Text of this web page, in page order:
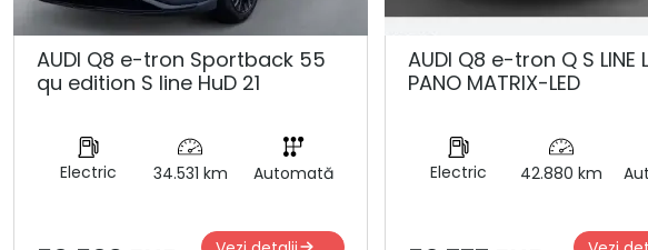
AUDI Q8 e-tron Sportback 55
qu edition S line HuD 21
Electric 34.531 km Automată
AUDI Q8 e-tron Q S LINE
PANO MATRIX-LED
Electric 42.880 km